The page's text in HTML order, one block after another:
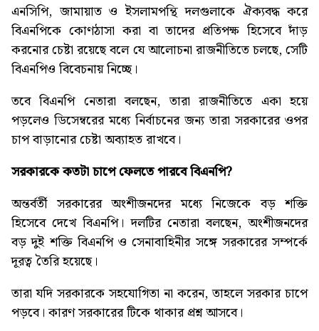
এনসিপি, জামায়াত ও ইসলামপন্থি দলগুলাকে ঐক্যবদ্ধ করে
বিএনপিকে কোণঠাসা করা বা তাদের প্রতিপক্ষ হিসেবে দাঁড়
করনোর চেষ্টা রয়েছে বলে যে আলোচনা রাজনীতিতে চলছে, সেটি
বিএনপিও বিবেচনায় নিচ্ছে।
তবে বিএনপি নেতারা বলছেন, তারা রাজনীতিতে একা হয়ে
পড়লেও ডিসেম্বরের মধ্যে নির্বাচনের জন্য তারা সরকারের ওপর
চাপ বাড়ানোর চেষ্টা অব্যাহত রাখবে।
সরকারকেকতটাচাপেফেলতেপারবেবিএনপি?
অন্তর্বর্তী সরকারের অংশীজনদের মধ্যে নিজেকে বড় শক্তি
হিসেবে দেখে বিএনপি। দলটির নেতারা বলছেন, অংশীজনদের
বড় দুই শক্তি বিএনপি ও সেনাবাহিনীর সঙ্গে সরকারের সম্পর্কে
দূরত্ব তৈরি হয়েছে।
তারা যদি সরকারকে সহযোগিতা না করেন, তাহলে সরকার চাপে
পড়বে। কারণ সরকারের টিকে থাকার প্রশ্ন আসবে।